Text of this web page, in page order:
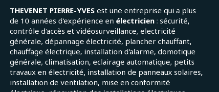
THEVENET PIERRE-YVES est une entreprise qui a plus
de 10 années d'expérience en électricien : sécurité,
contrôle d'accès et vidéosurveillance, electricité
générale, dépannage électricité, plancher chauffant,
chauffage électrique, installation d'alarme, domotique
générale, climatisation, eclairage automatique, petits
travaux en électricité, installation de panneaux solaires,
installation de ventilation, mise en conformité